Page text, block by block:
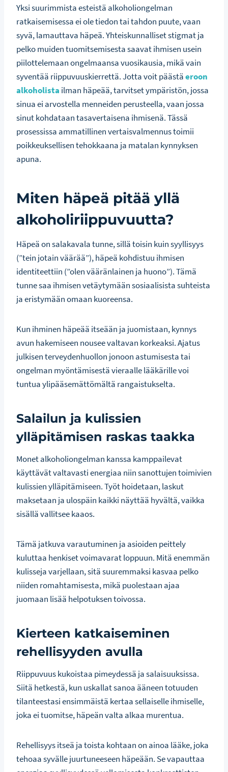
Yksi suurimmista esteistä alkoholiongelman
ratkaisemisessa ei ole tiedon tai tahdon puute, vaan
syvä, lamauttava häpeä. Yhteiskunnalliset stigmat ja
pelko muiden tuomitsemisesta saavat ihmisen usein
piilottelemaan ongelmaansa vuosikausia, mikä vain
syventää riippuvuuskierrettä. Jotta voit päästäeroon
alkoholista ilman häpeää, tarvitset ympäristön, jossa
sinua ei arvostella menneiden perusteella, vaan jossa
sinut kohdataan tasavertaisena ihmisenä. Tässä
prosessissa ammatillinen vertaisvalmennus toimii
poikkeuksellisen tehokkaana ja matalan kynnyksen
apuna.
Miten häpeä pitää yllä
alkoholiriippuvuutta?
Häpeä on salakavala tunne, sillä toisin kuin syyllisyys
(”tein jotain väärää”), häpeä kohdistuu ihmisen
identiteettiin (”olen vääränlainen ja huono”). Tämä
tunne saa ihmisen vetäytymään sosiaalisista suhteista
ja eristymään omaan kuoreensa.
Kun ihminen häpeää itseään ja juomistaan, kynnys
avun hakemiseen nousee valtavan korkeaksi. Ajatus
julkisen terveydenhuollon jonoon astumisesta tai
ongelman myöntämisestä vieraalle lääkärille voi
tuntua ylipääsemättömältä rangaistukselta.
Salailun ja kulissien
ylläpitämisen raskas taakka
Monet alkoholiongelman kanssa kamppailevat
käyttävät valtavasti energiaa niin sanottujen toimivien
kulissien ylläpitämiseen. Työt hoidetaan, laskut
maksetaan ja ulospäin kaikki näyttää hyvältä, vaikka
sisällä vallitsee kaaos.
Tämä jatkuva varautuminen ja asioiden peittely
kuluttaa henkiset voimavarat loppuun. Mitä enemmän
kulisseja varjellaan, sitä suuremmaksi kasvaa pelko
niiden romahtamisesta, mikä puolestaan ajaa
juomaan lisää helpotuksen toivossa.
Kierteen katkaiseminen
rehellisyyden avulla
Riippuvuus kukoistaa pimeydessä ja salaisuuksissa.
Siitä hetkestä, kun uskallat sanoa ääneen totuuden
tilanteestasi ensimmäistä kertaa sellaiselle ihmiselle,
joka ei tuomitse, häpeän valta alkaa murentua.
Rehellisyys itseä ja toista kohtaan on ainoa lääke, joka
tehoaa syvälle juurtuneeseen häpeään. Se vapauttaa